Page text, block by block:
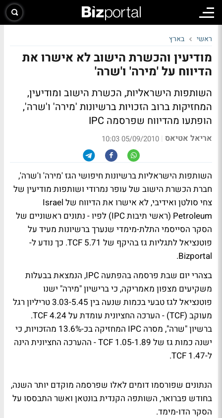
ראשי בארץ
מודיעין והכשרת הישוב לא אישרו את
הדיווח על 'מירה' ו'שרה'
השותפות הישראליות, הכשרת הישוב ומודיעין,
המחזיקות ברוב הזכויות ברשיונות 'מירה' ו'שרה',
הופתעו מהדיווח שפרסמה IPC
אריאל אטיאס |
05/09/2010 10:03
השותפות הישראליות ברשיונות חיפושי הגז 'מירה' ו'שרה',
חברת הכשרת הישוב של עופר נמרודי ושותפות מודיעין של
צחי סולטן ואידיבי, לא אישרו את הדיווח של ‏Israel
Petroleum (ראשי תיבות IPC) לפיו - נתונים ראשוניים של
הסקר הסייסמי התלת-מימדי שנערך ברשיונות מעיד על
פוטנציאל לתגליות גז בהיקף של 5.71 TCF. כך נודע ל-
Bizportal.
בצהרי יום שבת פרסמה בהפתעה IPC, הנמצאת בבעלות
משקיעים מצפון מאמריקה, כי ברישיון "מירה" ישנו
פוטנציאל לגז טבעי בכמות שנעה בין 3.03-5.45 טריליון רגל
מעוקב (TCF) - הערכה החציונית עומדת על 4.24 TCF.
ברשיון "שרה", מסרה IPC המחזיקה בכ-13.6% מהזכויות, כי
ישנה כמות גז של 1.05-1.89 TCF - ההערכה החציונית הינה
ל-1.47 TCF.
הנתונים שפורסמו דומים לאלו שפרסמה מוקדם יותר השנה,
בחודש פברואר, השותפה הקנדית בונטאן ואשר התבססו על
הסקר הדו-מימד.